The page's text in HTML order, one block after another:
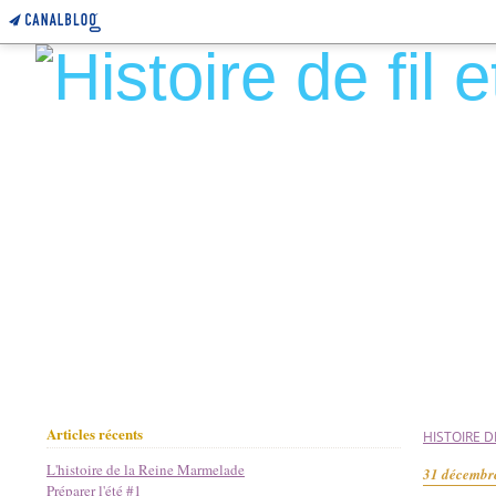
Articles récents
L'histoire de la Reine Marmelade
Préparer l'été #1
HISTOIRE
31